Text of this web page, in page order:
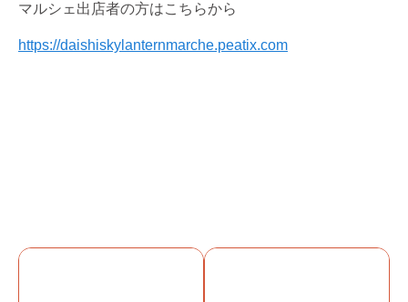
マルシェ出店者の方はこちらから
https://daishiskylanternmarche.peatix.com